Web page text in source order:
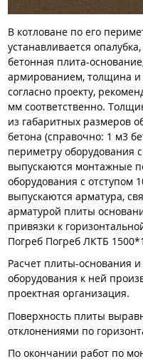
В котловане по его
устанавливается
бетонная плита-
армированием, толщина
согласно проекту,
мм соответственно.
из габаритных размеров
бетона (справочно: 1 м3
периметру оборудования
выпускаются монтажные
оборудования с отступом
выпускаются арматура,
арматурой плиты
привязки к
Погреб Погреб ЛКТБ
Расчет плиты-основания
оборудования к ней
проектная организация.
Поверхность плиты
отклонениями по
По окончании работ по